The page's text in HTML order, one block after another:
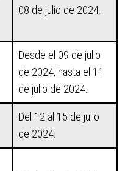
08 de julio de 2024.
Desde el 09 de julio
de 2024, hasta el 11
de julio de 2024.
Del 12 al 15 de julio
de 2024.